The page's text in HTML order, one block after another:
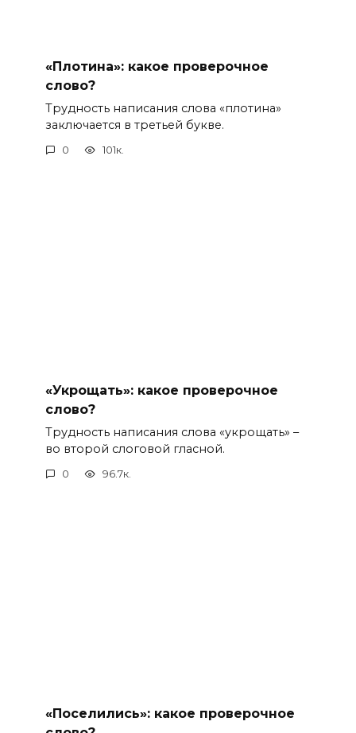
«Плотина»: какое проверочное
слово?
Трудность написания слова «плотина»
заключается в третьей букве.
0 101к.
«Укрощать»: какое проверочное
слово?
Трудность написания слова «укрощать» –
во второй слоговой гласной.
0 96.7к.
«Поселились»: какое проверочное